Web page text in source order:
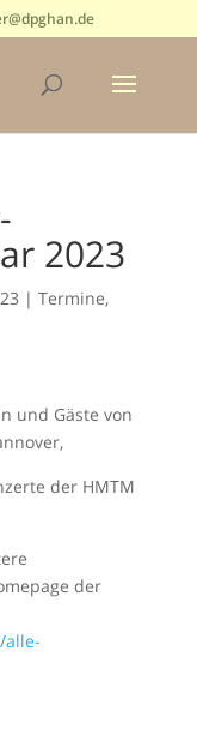
2023
| Termine,
und Gäste von
der HMTM
der
alle-